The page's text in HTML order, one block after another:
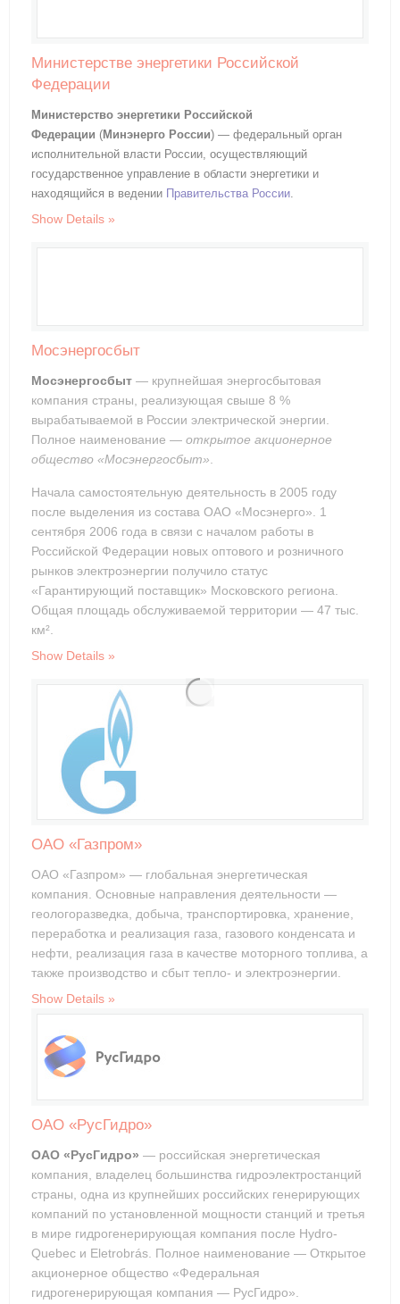
Министерстве энергетики Российской
Федерации
Министерство энергетики Российской
Федерации (Минэнерго России) — федеральный орган
исполнительной власти России, осуществляющий
государственное управление в области энергетики и
находящийся в ведении Правительства России.
Show Details
Мосэнергосбыт
Мосэнергосбыт — крупнейшая энергосбытовая
компания страны, реализующая свыше 8 %
вырабатываемой в России электрической энергии.
Полное наименование — открытое акционерное
общество «Мосэнергосбыт»
Начала самостоятельную деятельность в 2005 году
после выделения из состава ОАО «Мосэнерго». 1
сентября 2006 года в связи с началом работы в
Российской Федерации новых оптового и розничного
рынков электроэнергии получило статус
«Гарантирующий поставщик» Московского региона.
Общая площадь обслуживаемой территории — 47 тыс.
км².
Show Details
ОАО «Газпром»
ОАО «Газпром» — глобальная энергетическая
компания. Основные направления деятельности —
геологоразведка, добыча, транспортировка, хранение,
переработка и реализация газа, газового конденсата и
нефти, реализация газа в качестве моторного топлива, а
также производство и сбыт тепло- и электроэнергии.
Show Details
ОАО «РусГидро»
ОАО «РусГидро» — российская энергетическая
компания, владелец большинства гидроэлектростанций
страны, одна из крупнейших российских генерирующих
компаний по установленной мощности станций и третья
в мире гидрогенерирующая компания после Hydro-
Quebec и Eletrobrás. Полное наименование — Открытое
акционерное общество «Федеральная
гидрогенерирующая компания — РусГидро».